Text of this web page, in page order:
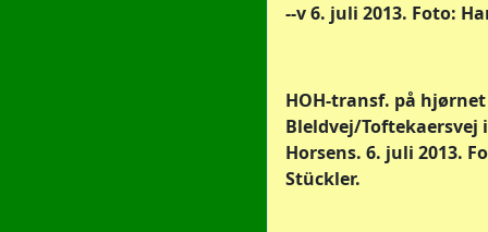
--v 6. juli 2013. Foto:
HOH-transf. på
Bleldvej/Toftekaersvej
Horsens. 6. juli 2013.
Stückler.